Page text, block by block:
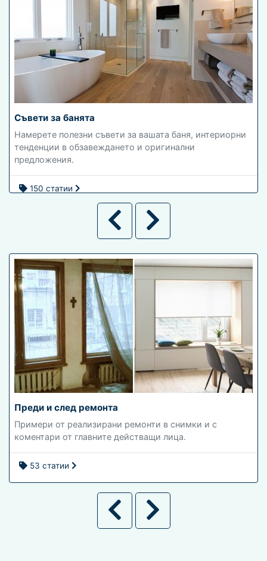
Съвети за банята
Намерете полезни съвети за вашата баня, интериорни
тенденции в обзавеждането и оригинални
предложения.
150 статии
Преди и след ремонта
Примери от реализирани ремонти в снимки и с
коментари от главните действащи лица.
53 статии